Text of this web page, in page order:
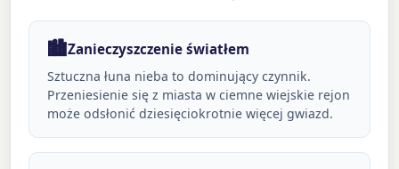
🏙️Zanieczyszczenie światłem
Sztuczna łuna nieba to dominujący czynnik.
Przeniesienie się z miasta w ciemne wiejskie rejon
może odsłonić dziesięciokrotnie więcej gwiazd.